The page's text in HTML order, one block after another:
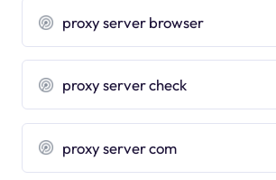
proxy server browser
proxy server check
proxy server com